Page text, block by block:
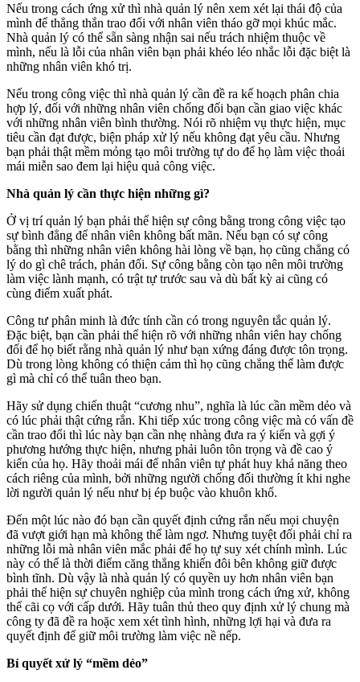
Nếu trong cách ứng xử thì nhà quản lý nên xem xét lại thái độ của
mình để thẳng thắn trao đổi với nhân viên tháo gỡ mọi khúc mắc.
Nhà quản lý có thể sẵn sàng nhận sai nếu trách nhiệm thuộc về
mình, nếu là lỗi của nhân viên bạn phải khéo léo nhắc lỗi đặc biệt là
những nhân viên khó trị.
Nếu trong công việc thì nhà quản lý cần đề ra kế hoạch phân chia
hợp lý, đối với những nhân viên chống đối bạn cần giao việc khác
với những nhân viên bình thường. Nói rõ nhiệm vụ thực hiện, mục
tiêu cần đạt được, biện pháp xử lý nếu không đạt yêu cầu. Nhưng
bạn phải thật mềm mỏng tạo môi trường tự do để họ làm việc thoải
mái miễn sao đem lại hiệu quả công việc.
Nhà quản lý cần thực hiện những gì?
Ở vị trí quản lý bạn phải thể hiện sự công bằng trong công việc tạo
sự bình đẳng để nhân viên không bất mãn. Nếu bạn có sự công
bằng thì những nhân viên không hài lòng về bạn, họ cũng chẳng có
lý do gì chê trách, phản đối. Sự công bằng còn tạo nên môi trường
làm việc lành mạnh, có trật tự trước sau và dù bất kỳ ai cũng có
cùng điểm xuất phát.
Công tư phân minh là đức tính cần có trong nguyên tắc quản lý.
Đặc biệt, bạn cần phải thể hiện rõ với những nhân viên hay chống
đối để họ biết rằng nhà quản lý như bạn xứng đáng được tôn trọng.
Dù trong lòng không có thiện cảm thì họ cũng chẳng thể làm được
gì mà chỉ có thể tuân theo bạn.
Hãy sử dụng chiến thuật “cương nhu”, nghĩa là lúc cần mềm dẻo và
có lúc phải thật cứng rắn. Khi tiếp xúc trong công việc mà có vấn đề
cần trao đổi thì lúc này bạn cần nhẹ nhàng đưa ra ý kiến và gợi ý
phương hướng thực hiện, nhưng phải luôn tôn trọng và đề cao ý
kiến của họ. Hãy thoải mái để nhân viên tự phát huy khả năng theo
cách riêng của mình, bởi những người chống đối thường ít khi nghe
lời người quản lý nếu như bị ép buộc vào khuôn khổ.
Đến một lúc nào đó bạn cần quyết định cứng rắn nếu mọi chuyện
đã vượt giới hạn mà không thể làm ngơ. Nhưng tuyệt đối phải chỉ ra
những lỗi mà nhân viên mắc phải để họ tự suy xét chính mình. Lúc
này có thể là thời điểm căng thẳng khiến đôi bên không giữ được
bình tĩnh. Dù vậy là nhà quản lý có quyền uy hơn nhân viên bạn
phải thể hiện sự chuyên nghiệp của mình trong cách ứng xử, không
thể cãi cọ với cấp dưới. Hãy tuân thủ theo quy định xử lý chung mà
công ty đã đề ra hoặc xem xét tình hình, những lợi hại và đưa ra
quyết định để giữ môi trường làm việc nề nếp.
Bí quyết xử lý “mềm dẻo”